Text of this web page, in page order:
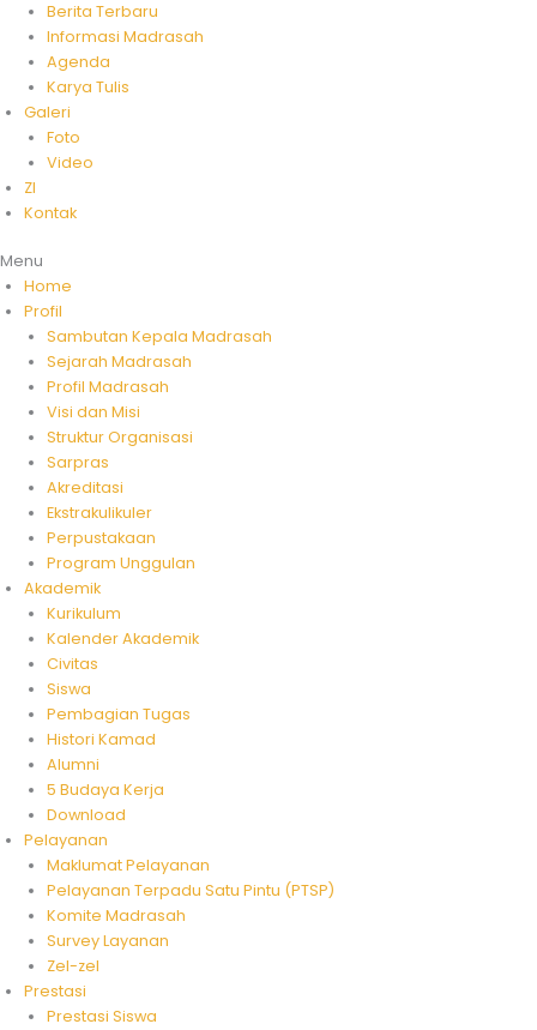
Berita Terbaru
Informasi Madrasah
Agenda
Karya Tulis
Galeri
Foto
Video
ZI
Kontak
Menu
Home
Profil
Sambutan Kepala Madrasah
Sejarah Madrasah
Profil Madrasah
Visi dan Misi
Struktur Organisasi
Sarpras
Akreditasi
Ekstrakulikuler
Perpustakaan
Program Unggulan
Akademik
Kurikulum
Kalender Akademik
Civitas
Siswa
Pembagian Tugas
Histori Kamad
Alumni
5 Budaya Kerja
Download
Pelayanan
Maklumat Pelayanan
Pelayanan Terpadu Satu Pintu (PTSP)
Komite Madrasah
Survey Layanan
Zel-zel
Prestasi
Prestasi Siswa